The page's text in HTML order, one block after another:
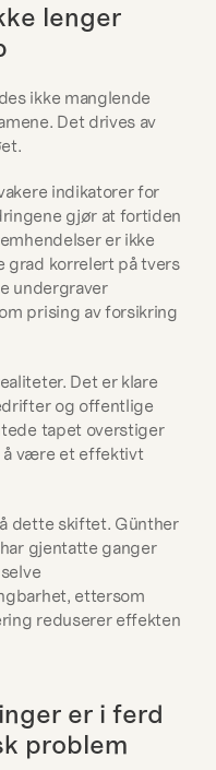
lenger
ikke manglende
Det drives av
indikatorer for
gjør at fortiden
er ikke
grad korrelert på tvers
undergraver
prising av forsikring
Det er klare
og offentlige
tapet overstiger
å være et effektivt
dette skiftet. Günther
gjentatte ganger
ettersom
reduserer effekten
er i ferd
problem